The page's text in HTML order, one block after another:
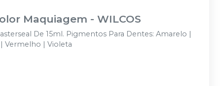
Maquiagem -WILCOS
De 15ml. Pigmentos Para Dentes: Amarelo |
Vermelho | Violeta